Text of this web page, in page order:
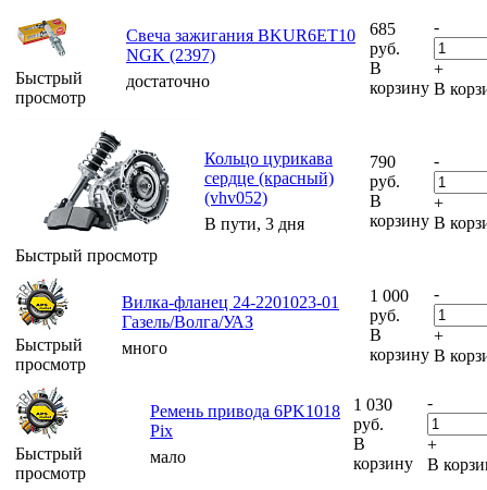
Быстрый
просмотр
Свеча зажигания BKUR6ET10
NGK (2397)
достаточно
685
руб.
В
корзину
-
+
В
Быстрый просмотр
Кольцо цурикава
сердце (красный)
(vhv052)
В пути, 3 дня
790
руб.
В
корзину
-
+
В
Быстрый
просмотр
Вилка-фланец 24-2201023-01
Газель/Волга/УАЗ
много
1 000
руб.
В
корзину
-
+
В
Быстрый
просмотр
Ремень привода 6PK1018
Pix
мало
1 030
руб.
В
корзину
-
+
В